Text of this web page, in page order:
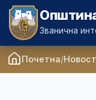
Званична
Почетна